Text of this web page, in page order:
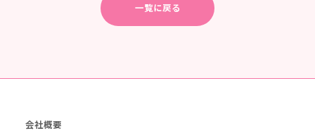
一覧に戻る
会社概要